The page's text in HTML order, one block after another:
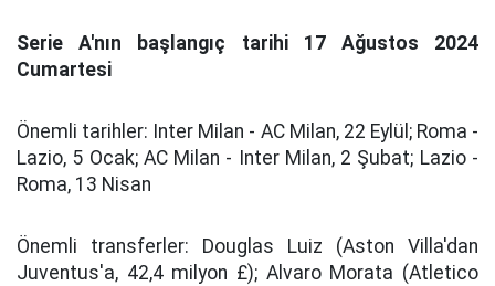
Serie A'nın başlangıç tarihi
17 Ağustos 2024
Cumartesi
Önemli tarihler: Inter Milan - AC Milan, 22 Eylül; Roma -
Lazio, 5 Ocak; AC Milan - Inter Milan, 2 Şubat; Lazio -
Roma, 13 Nisan
Önemli transferler:
Douglas Luiz (Aston Villa'dan
Juventus'a, 42,4 milyon £); Alvaro Morata (Atletico